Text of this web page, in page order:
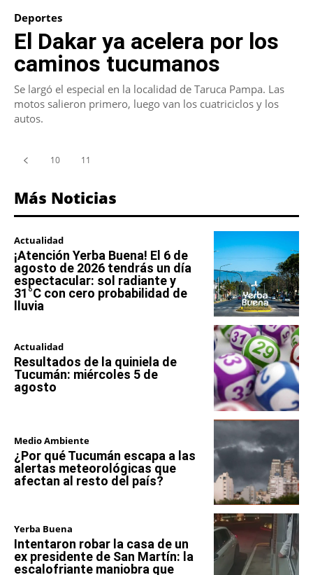
Deportes
El Dakar ya acelera por los
caminos tucumanos
Se largó el especial en la localidad de Taruca Pampa. Las
motos salieron primero, luego van los cuatriciclos y los
autos.
10 11
Más Noticias
Actualidad
¡Atención Yerba Buena! El 6 de
agosto de 2026 tendrás un día
espectacular: sol radiante y
31°C con cero probabilidad de
lluvia
Actualidad
Resultados de la quiniela de
Tucumán: miércoles 5 de
agosto
Medio Ambiente
¿Por qué Tucumán escapa a las
alertas meteorológicas que
afectan al resto del país?
Yerba Buena
Intentaron robar la casa de un
ex presidente de San Martín: la
escalofriante maniobra que